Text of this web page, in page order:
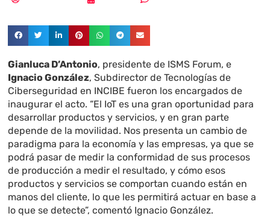
Gianluca D’Antonio, presidente de ISMS Forum, e
Ignacio González, Subdirector de Tecnologías de
Ciberseguridad en INCIBE fueron los encargados de
inaugurar el acto. “El IoT es una gran oportunidad para
desarrollar productos y servicios, y en gran parte
depende de la movilidad. Nos presenta un cambio de
paradigma para la economía y las empresas, ya que se
podrá pasar de medir la conformidad de sus procesos
de producción a medir el resultado, y cómo esos
productos y servicios se comportan cuando están en
manos del cliente, lo que les permitirá actuar en base a
lo que se detecte”, comentó Ignacio González.